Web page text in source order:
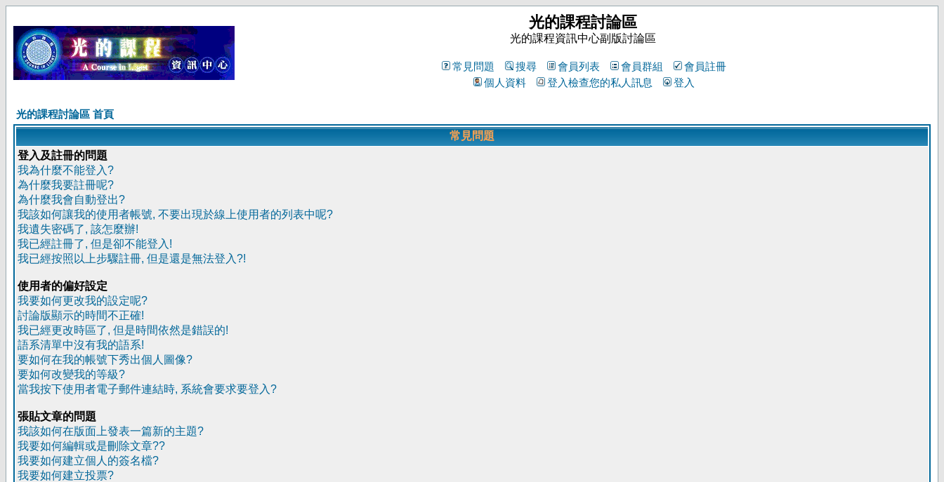
光的課程討論區
光的課程資訊中心副版討論區
常見問題 搜尋 會員列表 會員群組
會員註冊
個人資料
登入檢查您的私人訊息 登入
光的課程討論區 首頁
常見問題
登入及註冊的問題
我為什麼不能登入?
為什麼我要註冊呢?
為什麼我會自動登出?
我該如何讓我的使用者帳號, 不要出現於線上使用者的列表中呢?
我遺失密碼了, 該怎麼辦!
我已經註冊了, 但是卻不能登入!
我已經按照以上步驟註冊, 但是還是無法登入?!
使用者的偏好設定
我要如何更改我的設定呢?
討論版顯示的時間不正確!
我已經更改時區了, 但是時間依然是錯誤的!
語系清單中沒有我的語系!
要如何在我的帳號下秀出個人圖像?
要如何改變我的等級?
當我按下使用者電子郵件連結時, 系統會要求要登入?
張貼文章的問題
我該如何在版面上發表一篇新的主題?
我要如何編輯或是刪除文章??
我要如何建立個人的簽名檔?
我要如何建立投票?